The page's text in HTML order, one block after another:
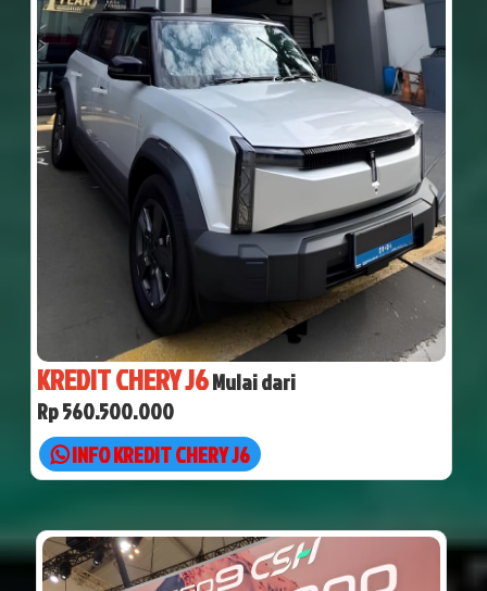
KREDIT CHERY J6Mulai dari
Rp 560.500.000
INFO KREDIT CHERY J6